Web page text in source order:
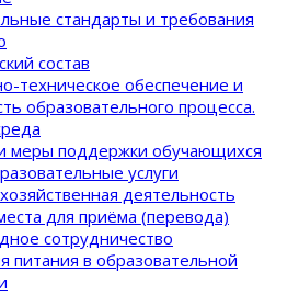
стандарты и требования
состав
техническое обеспечение и
образовательного процеcса.
меры поддержки обучающихся
услуги
деятельность
для приёма (перевода)
сотрудничество
питания в образовательной